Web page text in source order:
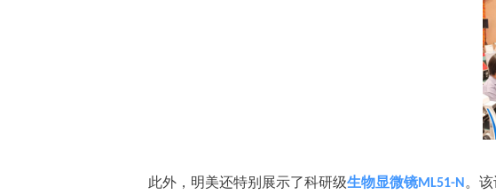
此外，明美还特别展示了科研级生物显微镜ML51-N。